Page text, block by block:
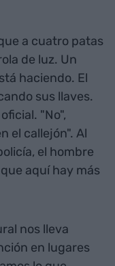
a cuatro patas
de luz. Un
haciendo. El
sus llaves.
"No",
el callejón". Al
el hombre
aquí hay más
nos lleva
en lugares